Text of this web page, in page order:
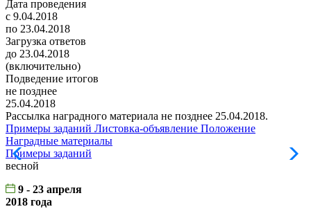
Дата проведения
с 9.04.2018
по 23.04.2018
Загрузка ответов
до 23.04.2018
(включительно)
Подведение итогов
не позднее
25.04.2018
Рассылка наградного материала не позднее 25.04.2018.
Примеры заданий Листовка-объявление Положение
Наградные материалы
Примеры заданий
весной
9 - 23 апреля
2018 года